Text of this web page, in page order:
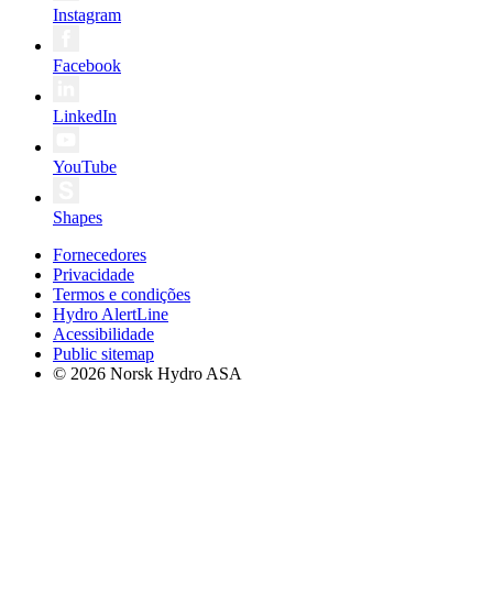
Instagram
Facebook
LinkedIn
YouTube
Shapes
Fornecedores
Privacidade
Termos e condições
Hydro AlertLine
Acessibilidade
Public sitemap
© 2026 Norsk Hydro ASA